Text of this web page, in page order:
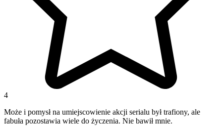
4
Może i pomysł na umiejscowienie akcji serialu był trafiony, ale
fabuła pozostawia wiele do życzenia. Nie bawił mnie.